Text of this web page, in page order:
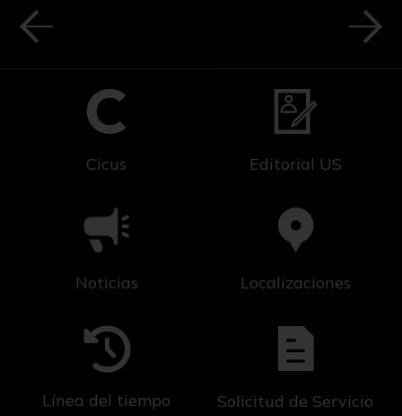
Cicus Editorial US
Noticias Localizaciones
Línea del tiempo Solicitud de Servicio